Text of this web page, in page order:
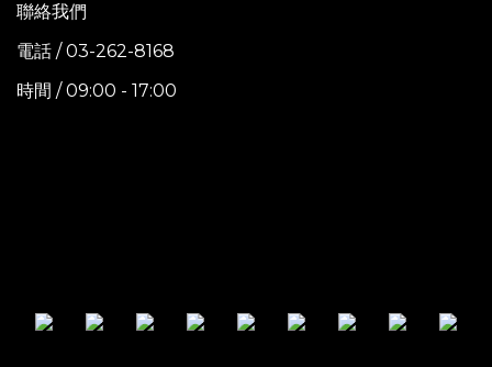
聯絡我們
電話 / 03-262-8168
時間 / 09:00 - 17:00